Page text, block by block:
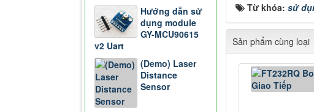
Từ khóa: sử
Sản phẩm cùng loại
Hướng dẫn sử
dụng module
GY-MCU90615
v2 Uart
(Demo) Laser
Distance
Sensor